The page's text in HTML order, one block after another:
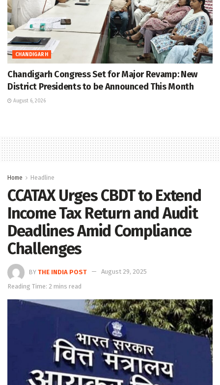
CHANDIGARH
Chandigarh Congress Set for Major Revamp: New
District Presidents to be Announced This Month
August 6, 2026
Home Headline
CCATAX Urges CBDT to Extend
Income Tax Return and Audit
Deadlines Amid Compliance
Challenges
BY THE INDIA POST
August 29, 2025
Reading Time: 2 mins read